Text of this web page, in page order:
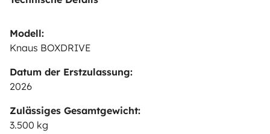
Modell:
Knaus BOXDRIVE
Datum der Erstzulassung:
2026
Zulässiges Gesamtgewicht:
3.500 kg